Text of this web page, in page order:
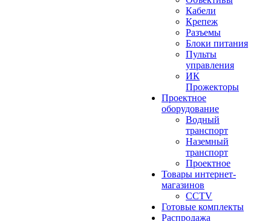
Кабели
Крепеж
Разъемы
Блоки питания
Пульты
управления
ИК
Прожекторы
Проектное
оборудование
Водный
транспорт
Наземный
транспорт
Проектное
Товары интернет-
магазинов
CCTV
Готовые комплекты
Распродажа